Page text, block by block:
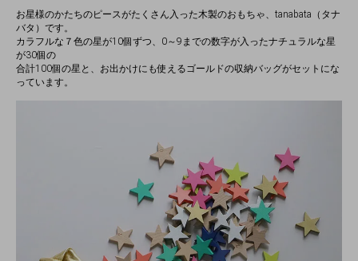
お星様のかたちのピースがたくさん入った木製のおもちゃ、tanabata（タナ
バタ）です。
カラフルな７色の星が10個ずつ、0～9までの数字が入ったナチュラルな星
が30個の
合計100個の星と、お出かけにも使えるゴールドの収納バッグがセットにな
っています。